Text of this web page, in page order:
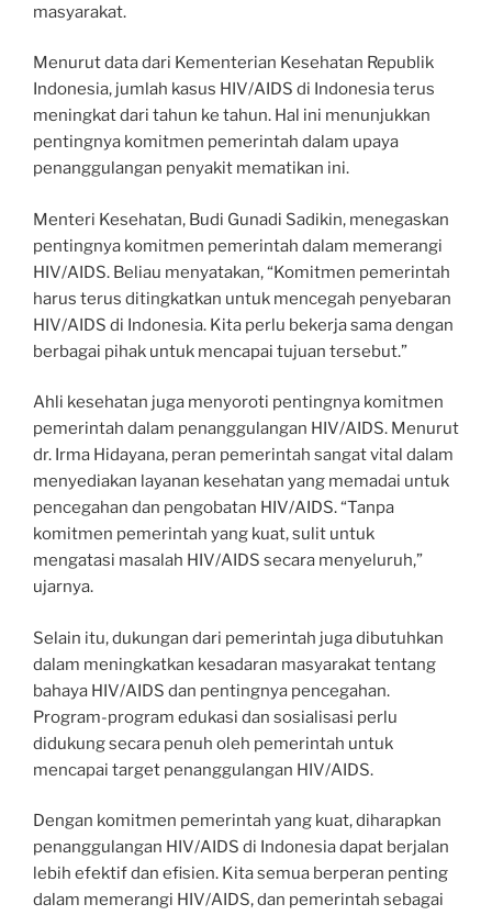
masyarakat.
Menurut data dari Kementerian Kesehatan Republik
Indonesia, jumlah kasus HIV/AIDS di Indonesia terus
meningkat dari tahun ke tahun. Hal ini menunjukkan
pentingnya komitmen pemerintah dalam upaya
penanggulangan penyakit mematikan ini.
Menteri Kesehatan, Budi Gunadi Sadikin, menegaskan
pentingnya komitmen pemerintah dalam memerangi
HIV/AIDS. Beliau menyatakan, “Komitmen pemerintah
harus terus ditingkatkan untuk mencegah penyebaran
HIV/AIDS di Indonesia. Kita perlu bekerja sama dengan
berbagai pihak untuk mencapai tujuan tersebut.”
Ahli kesehatan juga menyoroti pentingnya komitmen
pemerintah dalam penanggulangan HIV/AIDS. Menurut
dr. Irma Hidayana, peran pemerintah sangat vital dalam
menyediakan layanan kesehatan yang memadai untuk
pencegahan dan pengobatan HIV/AIDS. “Tanpa
komitmen pemerintah yang kuat, sulit untuk
mengatasi masalah HIV/AIDS secara menyeluruh,”
ujarnya.
Selain itu, dukungan dari pemerintah juga dibutuhkan
dalam meningkatkan kesadaran masyarakat tentang
bahaya HIV/AIDS dan pentingnya pencegahan.
Program-program edukasi dan sosialisasi perlu
didukung secara penuh oleh pemerintah untuk
mencapai target penanggulangan HIV/AIDS.
Dengan komitmen pemerintah yang kuat, diharapkan
penanggulangan HIV/AIDS di Indonesia dapat berjalan
lebih efektif dan efisien. Kita semua berperan penting
dalam memerangi HIV/AIDS, dan pemerintah sebagai